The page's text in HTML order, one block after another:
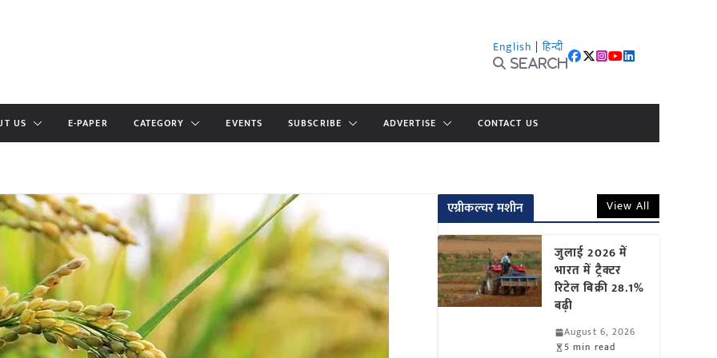
English | हिन्दी
Search
US E-PAPER CATEGORY EVENTS SUBSCRIBE ADVERTISE CONTACT US
एग्रीकल्चर मशीन View All
जुलाई 2026 में
भारत में ट्रैक्टर
रिटेल बिक्री 28.1%
बढ़ी
August 6, 2026
5 min read